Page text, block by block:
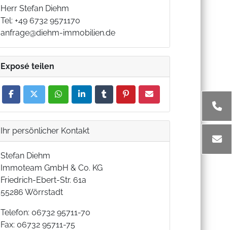
Herr Stefan Diehm
Tel: +49 6732 9571170
anfrage@diehm-immobilien.de
Exposé teilen
Ihr persönlicher Kontakt
Stefan Diehm
Immoteam GmbH & Co. KG
Friedrich-Ebert-Str. 61a
55286 Wörrstadt
Telefon: 06732 95711-70
Fax: 06732 95711-75